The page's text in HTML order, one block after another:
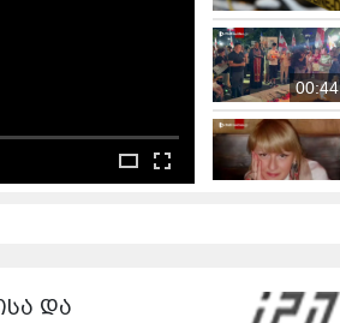
00:44
და